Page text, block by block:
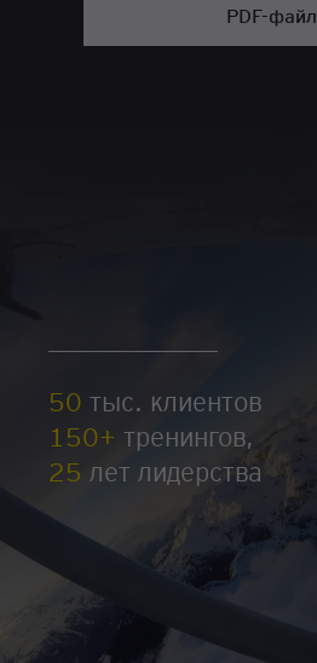
PDF-файл
50 тыс. клиентов
150+ тренингов,
25 лет лидерства